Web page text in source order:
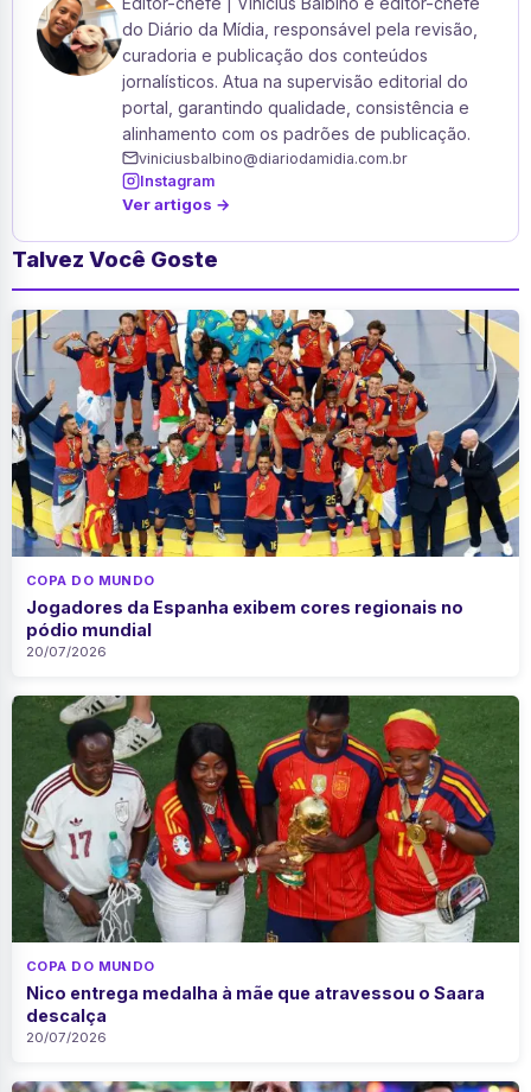
do Diário da Mídia, responsável pela revisão,
curadoria e publicação dos conteúdos
jornalísticos. Atua na supervisão editorial do
portal, garantindo qualidade, consistência e
alinhamento com os padrões de publicação.
viniciusbalbino@diariodamidia.com.br
Instagram
Ver artigos →
Talvez Você Goste
COPA DO MUNDO
Jogadores da Espanha exibem cores regionais no
pódio mundial
20/07/2026
COPA DO MUNDO
Nico entrega medalha à mãe que atravessou o Saara
descalça
20/07/2026